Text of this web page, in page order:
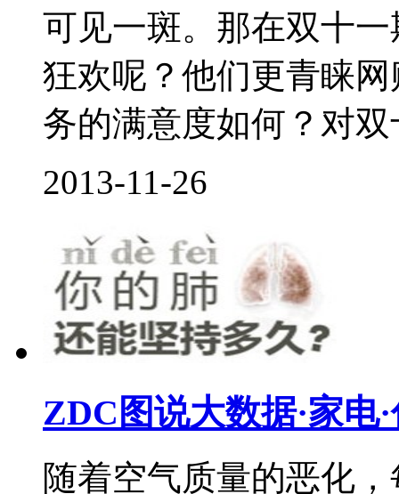
可见一斑。那在双十
狂欢呢？他们更青睐
务的满意度如何？对
2013-11-26
ZDC图说大数据·家电
随着空气质量的恶化